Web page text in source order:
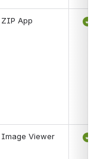
ZIP App
Image Viewer